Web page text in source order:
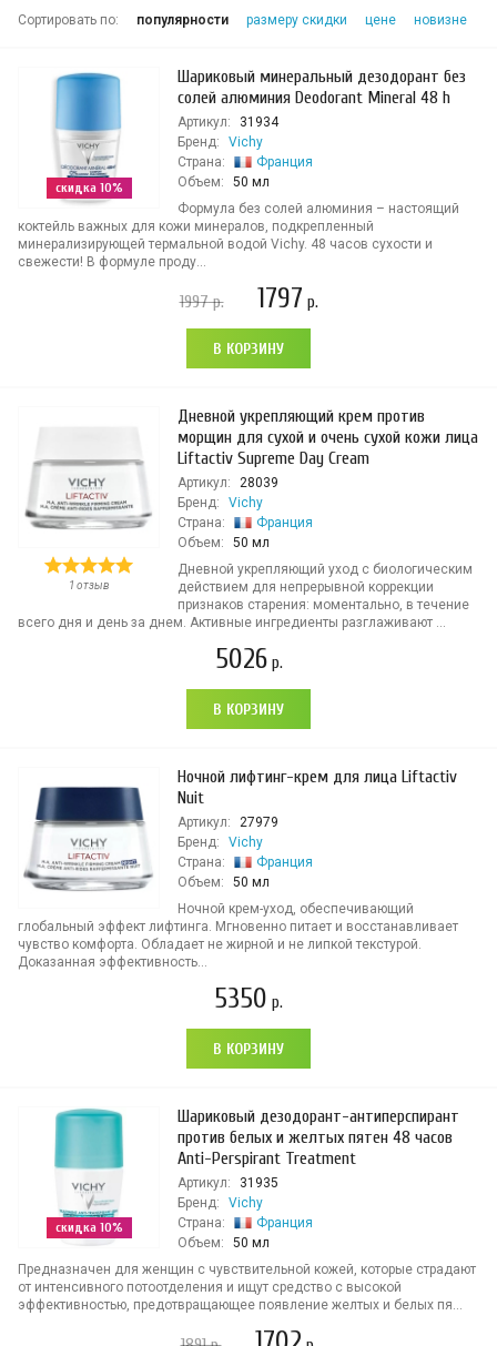
Сортировать по: популярности размеру скидки цене новизне
скидка 10%
Шариковый минеральный дезодорант без
солей алюминия Deodorant Mineral 48 h
Артикул:
31934
Бренд:
Vichy
Страна:
Франция
Объем:
50 мл
Формула без солей алюминия – настоящий
коктейль важных для кожи минералов, подкрепленный
минерализирующей термальной водой Vichy. 48 часов сухости и
свежести! В формуле проду...
1997р. 1797 р.
В КОРЗИНУ
1 отзыв
Дневной укрепляющий крем против
морщин для сухой и очень сухой кожи лица
Liftactiv Supreme Day Cream
Артикул:
28039
Бренд:
Vichy
Страна:
Франция
Объем:
50 мл
Дневной укрепляющий уход с биологическим
действием для непрерывной коррекции
признаков старения: моментально, в течение
всего дня и день за днем. Активные ингредиенты разглаживают ...
5026р.
В КОРЗИНУ
Ночной лифтинг-крем для лица Liftactiv
Nuit
Артикул:
27979
Бренд:
Vichy
Страна:
Франция
Объем:
50 мл
Ночной крем-уход, обеспечивающий
глобальный эффект лифтинга. Мгновенно питает и восстанавливает
чувство комфорта. Обладает не жирной и не липкой текстурой.
Доказанная эффективность...
5350 р.
В КОРЗИНУ
скидка 10%
Шариковый дезодорант-антиперспирант
против белых и желтых пятен 48 часов
Anti-Perspirant Treatment
Артикул:
31935
Бренд:
Vichy
Страна:
Франция
Объем:
50 мл
Предназначен для женщин с чувствительной кожей, которые страдают
от интенсивного потоотделения и ищут средство с высокой
эффективностью, предотвращающее появление желтых и белых пя...